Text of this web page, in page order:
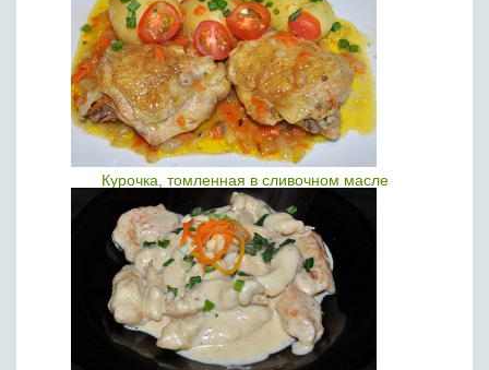
Курочка, томленная в сливочном масле